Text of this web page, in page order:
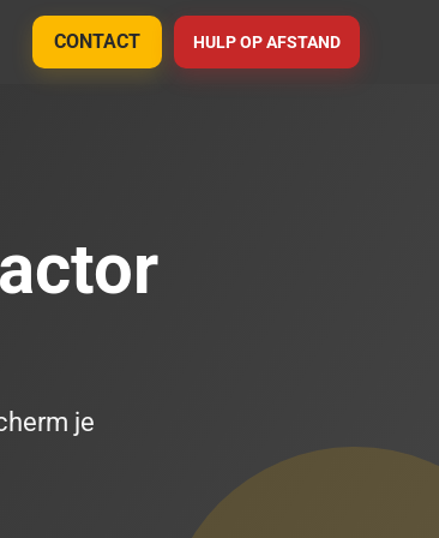
CONTACT HULP OP AFSTAND
je